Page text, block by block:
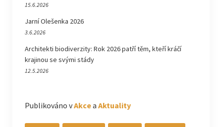
15.6.2026
Jarní Olešenka 2026
3.6.2026
Architekti biodiverzity: Rok 2026 patří těm, kteří kráčí
krajinou se svými stády
12.5.2026
Publikováno vAkcea Aktuality